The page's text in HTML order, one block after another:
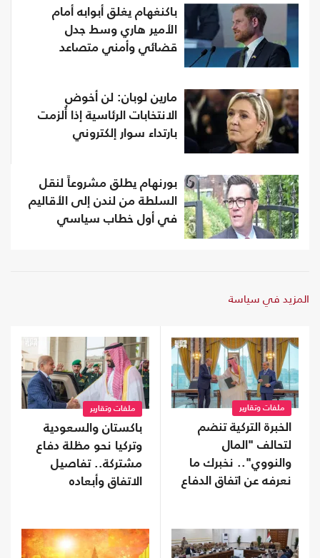
باكنغهام يغلق أبوابه أمام
الأمير هاري وسط جدل
قضائي وأمني متصاعد
مارين لوبان: لن أخوض
الانتخابات الرئاسية إذا أُلزمت
بارتداء سوار إلكتروني
بورنهام يطلق مشروعاً لنقل
السلطة من لندن إلى الأقاليم
في أول خطاب سياسي
المزيد في سياسة
ملفات وتقارير
الخبرة التركية تنضم
لتحالف "المال
والنووي".. نخبرك ما
نعرفه عن اتفاق الدفاع
ملفات وتقارير
باكستان والسعودية
وتركيا نحو مظلة دفاع
مشتركة.. تفاصيل
الاتفاق وأبعاده